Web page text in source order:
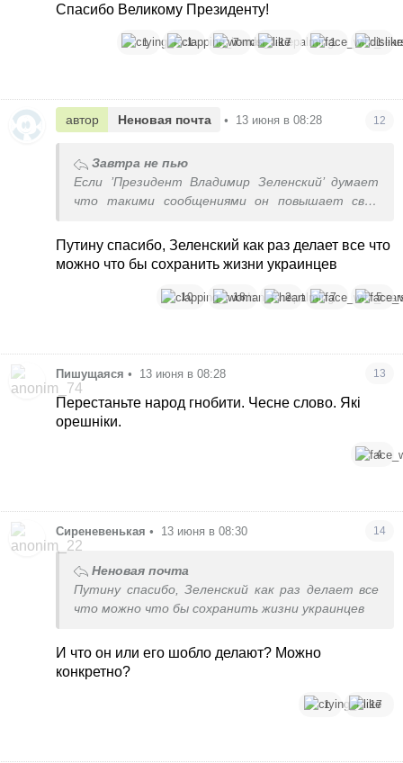
Спасибо Великому Президенту!
1 1 7 17 1 1
автор Неновая почта • 13 июня в 08:28 12
Завтра не пью
Если ’Президент Владимир Зеленский’ думает
что такими сообщениями он повышает свой
точностью до наоборот...
У травні в Україні зафіксували найбільше жертв
https://hromadske.ua/viyna/265758-u-travni-v-ukray...
Путину спасибо, Зеленский как раз делает все что
можно что бы сохранить жизни украинцев
10 18 2 7 5
Пишущаяся • 13 июня в 08:28 13
Перестаньте народ гнобити. Чесне слово. Які
орешніки.
4
Сиреневенькая • 13 июня в 08:30 14
Неновая почта
Путину спасибо, Зеленский как раз делает все
что можно что бы сохранить жизни украинцев
И что он или его шобло делают? Можно
конкретно?
1 17